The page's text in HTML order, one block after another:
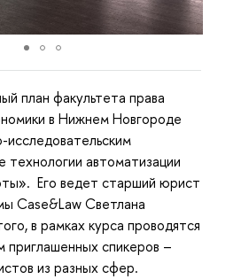
план факультета права
в Нижнем Новгороде
исследовательским
автоматизации
Его ведет старший юрист
Case&Law Светлана
в рамках курса проводятся
приглашенных спикеров –
из разных сфер.